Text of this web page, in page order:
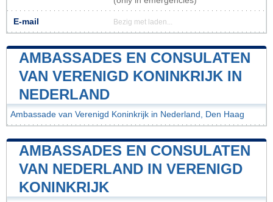
E-mail Bezig met laden...
AMBASSADES EN CONSULATEN
VAN VERENIGD KONINKRIJK IN
NEDERLAND
Ambassade van Verenigd Koninkrijk in Nederland, Den Haag
AMBASSADES EN CONSULATEN
VAN NEDERLAND IN VERENIGD
KONINKRIJK